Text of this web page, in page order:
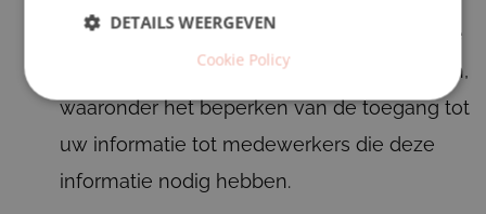
informatie met redelijke fysieke, technische
en administratieve beveiligingsmaatregelen,
waaronder het beperken van de toegang tot
uw informatie tot medewerkers die deze
informatie nodig hebben.
DETAILS WEERGEVEN
Cookie Policy